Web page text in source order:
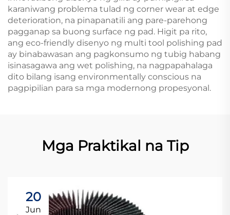
karaniwang problema tulad ng corner wear at edge
deterioration, na pinapanatili ang pare-parehong
pagganap sa buong surface ng pad. Higit pa rito,
ang eco-friendly disenyo ng multi tool polishing pad
ay binabawasan ang pagkonsumo ng tubig habang
isinasagawa ang wet polishing, na nagpapahalaga
dito bilang isang environmentally conscious na
pagpipilian para sa mga modernong propesyonal.
Mga Praktikal na Tip
20
Jun